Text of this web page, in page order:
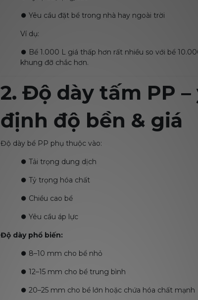
⏺️ Yêu cầu đặt bể trong nhà hay ngoài trời
Ví dụ:
⏺️ Bể 1.000 L giá thấp hơn rất nhiều so với bể
khung đỡ chắc hơn.
2. Độ dày tấm PP
định độ bền & giá
Độ dày bể PP phụ thuộc vào:
⏺️ Tải trọng dung dịch
⏺️ Tỷ trọng hóa chất
⏺️ Chiều cao bể
⏺️ Yêu cầu áp lực
Độ dày phổ biến:
⏺️ 8–10 mm cho bể nhỏ
⏺️ 12–15 mm cho bể trung bình
⏺️ 20–25 mm cho bể lớn hoặc chứa hóa chất mạnh